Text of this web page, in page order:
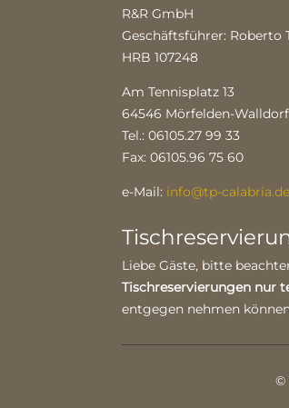
R&R GmbH
Geschäftsführer: Roberto
HRB 107248
Am Tennisplatz 13
64546 Mörfelden-Walldorf
Tel.: 06105.27 99 33
Fax: 06105.96 75 60
e-Mail: info@tp-calabria.de
Liebe Gäste, bitte
Tischreservierungen nur
entgegen nehmen
©